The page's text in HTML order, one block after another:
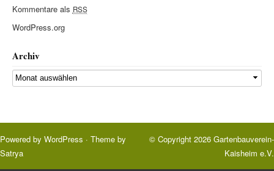
Kommentare als RSS
WordPress.org
Archiv
Powered by WordPress · Theme by
Satrya
© Copyright 2026 Gartenbauverein-
Kaisheim e.V.